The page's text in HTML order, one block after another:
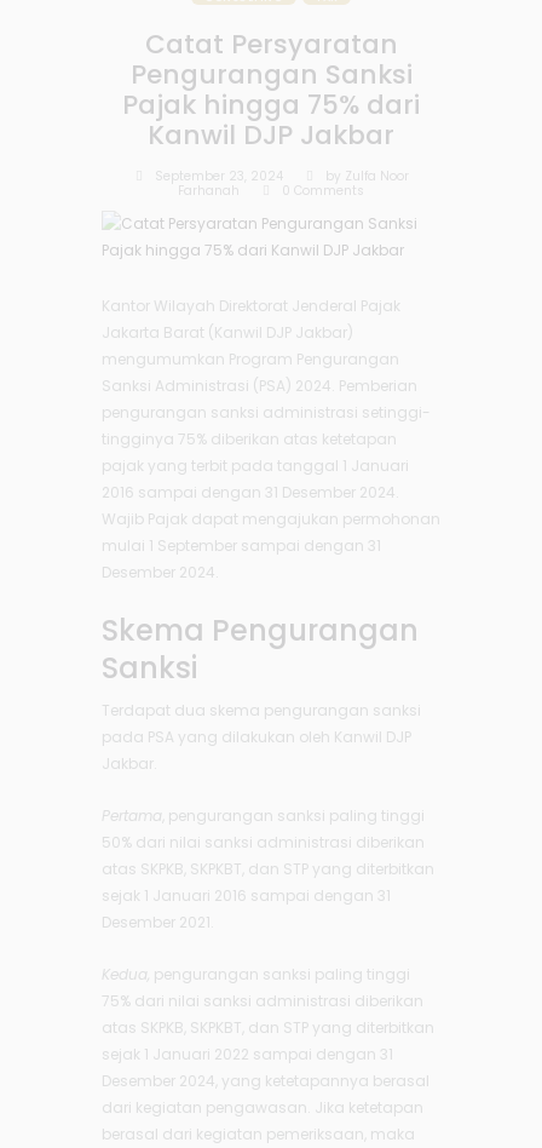
Catat Persyaratan
Pengurangan Sanksi
Pajak hingga 75% dari
Kanwil DJP Jakbar
September 23, 2024 by Zulfa Noor
Farhanah
0 Comments
Kantor Wilayah Direktorat Jenderal Pajak
Jakarta Barat (Kanwil DJP Jakbar)
mengumumkan Program Pengurangan
Sanksi Administrasi (PSA) 2024. Pemberian
pengurangan sanksi administrasi setinggi-
tingginya 75% diberikan atas ketetapan
pajak yang terbit pada tanggal 1 Januari
2016 sampai dengan 31 Desember 2024.
Wajib Pajak dapat mengajukan permohonan
mulai 1 September sampai dengan 31
Desember 2024.
Skema Pengurangan
Sanksi
Terdapat dua skema pengurangan sanksi
pada PSA yang dilakukan oleh Kanwil DJP
Jakbar.
Pertama , pengurangan sanksi paling tinggi
50% dari nilai sanksi administrasi diberikan
atas SKPKB, SKPKBT, dan STP yang diterbitkan
sejak 1 Januari 2016 sampai dengan 31
Desember 2021.
Kedua, pengurangan sanksi paling tinggi
75% dari nilai sanksi administrasi diberikan
atas SKPKB, SKPKBT, dan STP yang diterbitkan
sejak 1 Januari 2022 sampai dengan 31
Desember 2024, yang ketetapannya berasal
dari kegiatan pengawasan. Jika ketetapan
berasal dari kegiatan pemeriksaan, maka